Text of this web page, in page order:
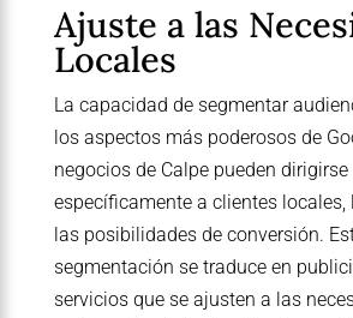
Ajuste a las
Locales
La capacidad de segmentar
los aspectos más poderosos de
negocios de Calpe pueden dirigirse
específicamente a clientes locales,
las posibilidades de conversión.
segmentación se traduce en
servicios que se ajusten a las